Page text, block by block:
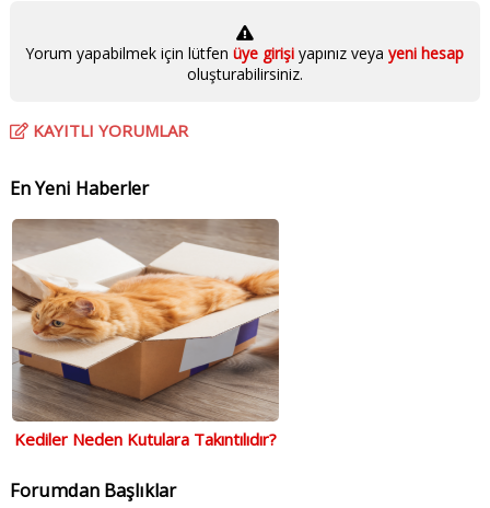
Yorum yapabilmek için lütfenüye girişiyapınız veya yeni hesap
oluşturabilirsiniz.
KAYITLI YORUMLAR
En Yeni Haberler
Kediler Neden Kutulara Takıntılıdır?
Forumdan Başlıklar